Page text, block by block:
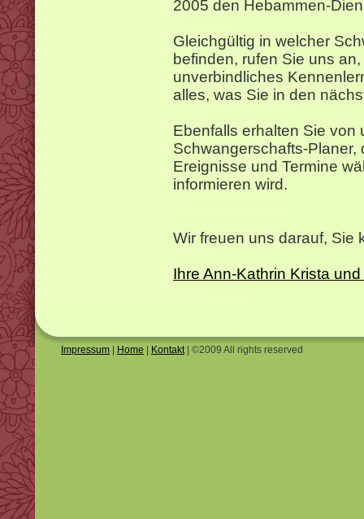
2005 den Hebammen-
Gleichgültig in welcher
befinden, rufen Sie uns
unverbindliches
alles, was Sie in den
Ebenfalls erhalten Sie von
Schwangerschafts-Planer,
Ereignisse und Termine
informieren wird.
Wir freuen uns darauf, Sie
Ihre Ann-Kathrin Krista
Impressum Home Kontakt| ©2009 All rights reserved